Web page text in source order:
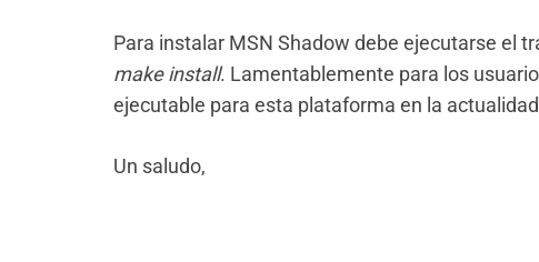
Para instalar MSN Shadow debe ejecutarse el
make install. Lamentablemente para los
ejecutable para esta plataforma en la
Un saludo,